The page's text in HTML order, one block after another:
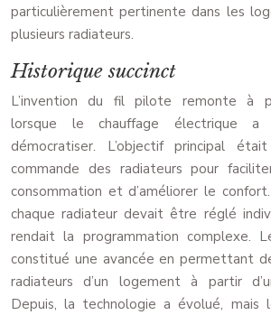
particulièrement pertinente dans les
plusieurs radiateurs.
Historique succinct
L’invention du fil pilote remonte à
lorsque le chauffage électrique a
démocratiser. L’objectif principal
commande des radiateurs pour
consommation et d’améliorer le
chaque radiateur devait être réglé
rendait la programmation complexe.
constitué une avancée en permettant
radiateurs d’un logement à partir
Depuis, la technologie a évolué, mais